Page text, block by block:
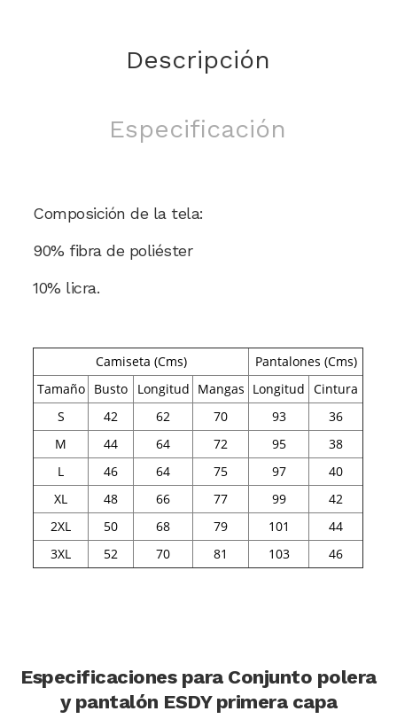
Descripción
Especificación
Composición de la tela:
90% fibra de poliéster
10% licra.
Camiseta (Cms)
Pantalones (Cms)
Tamaño Busto Longitud Mangas Longitud
Cintura
S
42 62 70 93
36
M
44 64 72 95
38
L
46 64 75 97
40
XL
48 66 77 99
42
2XL
50 68 79 101
44
3XL
52 70 81 103 46
Especificaciones para Conjunto polera
y pantalón ESDY primera capa